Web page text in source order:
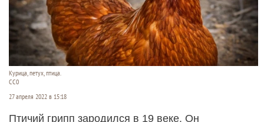
Курица, петух, птица.
СС0
27 апреля 2022 в 15:18
Птичий грипп зародился в 19 веке. Он